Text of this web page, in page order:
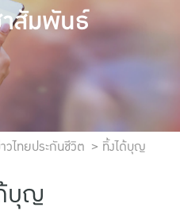
สัมพันธ์
วไทยประกันชีวิต ทิ้งได้บุญ
บุญ